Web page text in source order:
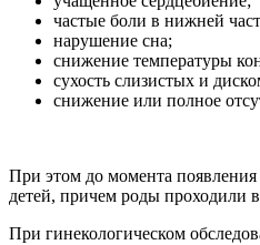
частые боли в нижней
нарушение сна;
снижение температуры
сухость слизистых и
снижение или полное
При этом до момента
детей, причем роды проходили
При гинекологическом